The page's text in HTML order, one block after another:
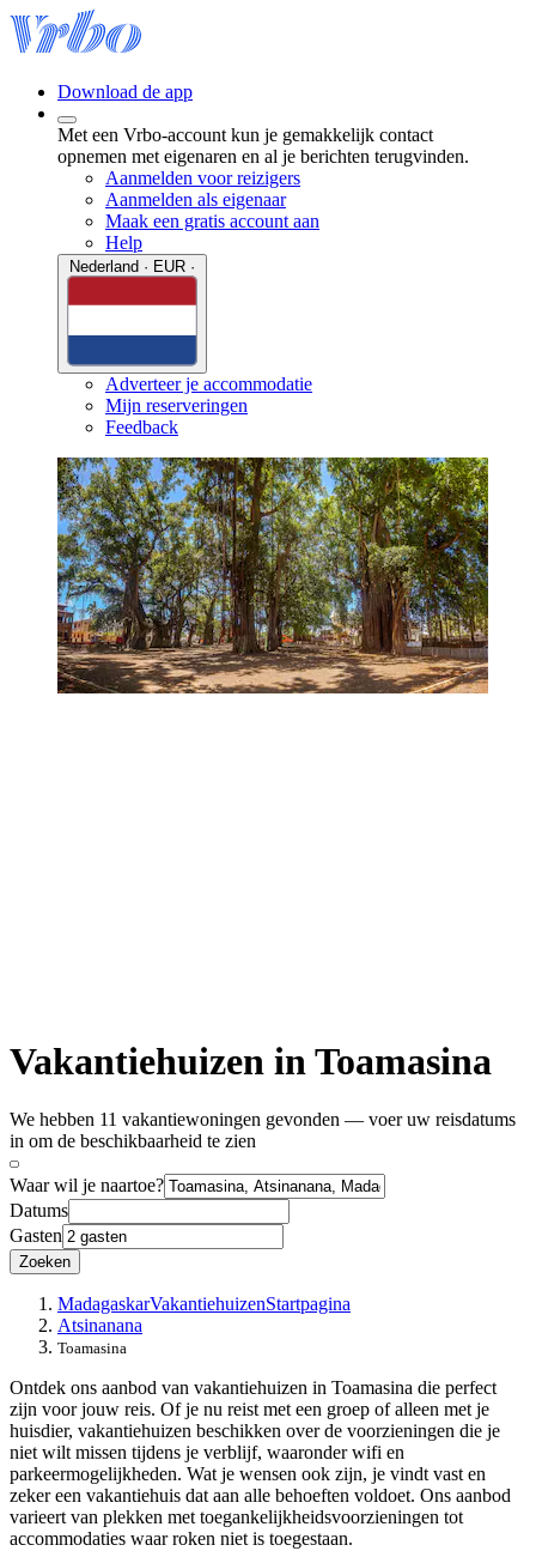
Download de app
Met een Vrbo-account kun je gemakkelijk contact
opnemen met eigenaren en al je berichten terugvinden.
Aanmelden voor reizigers
Aanmelden als eigenaar
Maak een gratis account aan
Help
Adverteer je accommodatie
Mijn reserveringen
Feedback
Vakantiehuizen in Toamasina
We hebben 11 vakantiewoningen gevonden — voer uw reisdatums
in om de beschikbaarheid te zien
Waar wil je naartoe?
Datums
Gasten
Zoeken
MadagaskarVakantiehuizenStartpagina
Atsinanana
Toamasina
Ontdek ons aanbod van vakantiehuizen in Toamasina die perfect
zijn voor jouw reis. Of je nu reist met een groep of alleen met je
huisdier, vakantiehuizen beschikken over de voorzieningen die je
niet wilt missen tijdens je verblijf, waaronder wifi en
parkeermogelijkheden. Wat je wensen ook zijn, je vindt vast en
zeker een vakantiehuis dat aan alle behoeften voldoet. Ons aanbod
varieert van plekken met toegankelijkheidsvoorzieningen tot
accommodaties waar roken niet is toegestaan.